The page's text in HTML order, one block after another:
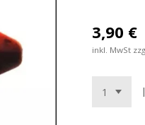
3,90 €
inkl. MwSt